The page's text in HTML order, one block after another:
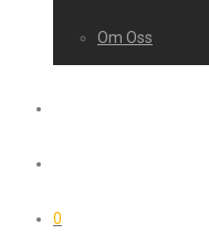
Om Oss
0